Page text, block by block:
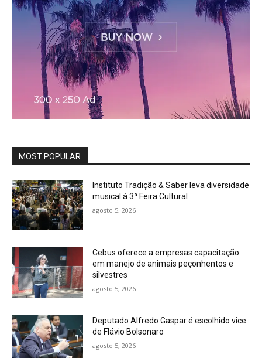
MOST POPULAR
Instituto Tradição & Saber leva diversidade
musical à 3ª Feira Cultural
agosto 5, 2026
Cebus oferece a empresas capacitação
em manejo de animais peçonhentos e
silvestres
agosto 5, 2026
Deputado Alfredo Gaspar é escolhido vice
de Flávio Bolsonaro
agosto 5, 2026